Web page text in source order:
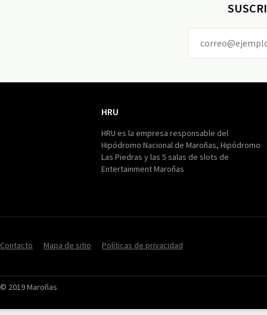
HRU
HRU es la empresa responsable del
Hipódromo Nacional de Maroñas, Hipódromo
Las Piedras y las 5 salas de slots de
Entertainment Maroñas
Contacto Mapa de sitio Políticas de privacidad
© 2019 Maroñas